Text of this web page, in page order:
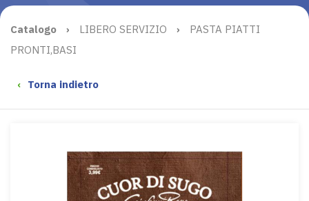
Catalogo › LIBERO SERVIZIO ›
PASTA PIATTI
PRONTI,BASI
‹ Torna indietro